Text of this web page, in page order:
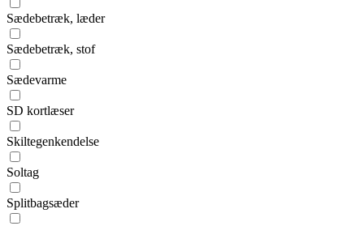
Sædebetræk, læder
Sædebetræk, stof
Sædevarme
SD kortlæser
Skiltegenkendelse
Soltag
Splitbagsæder